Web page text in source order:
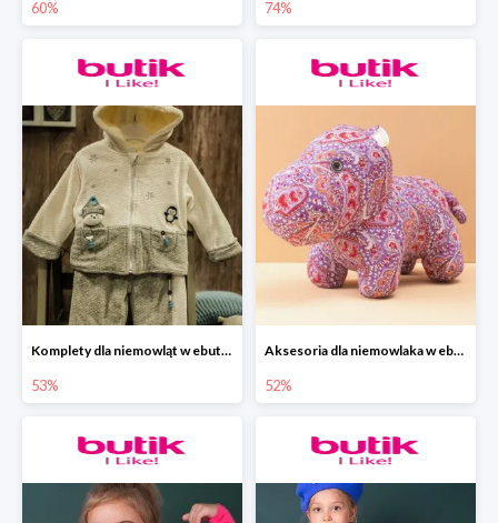
60% 74%
Komplety dla niemowląt w ebutik.pl do -53%
53%
Aksesoria dla niemowlaka w ebutik.pl do -52%
52%